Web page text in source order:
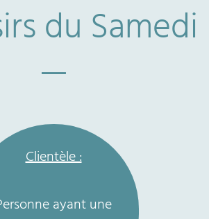
du Samedi
—
Clientèle :
ayant une